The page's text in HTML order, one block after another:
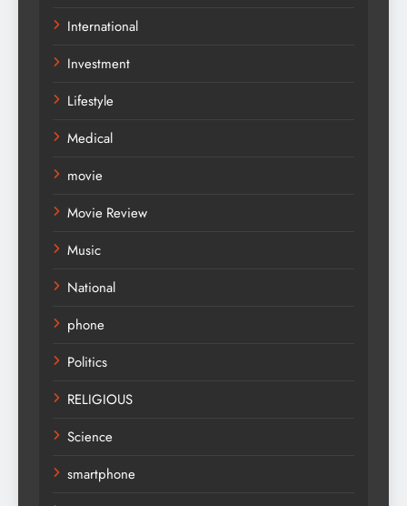
International
Investment
Lifestyle
Medical
movie
Movie Review
Music
National
phone
Politics
RELIGIOUS
Science
smartphone